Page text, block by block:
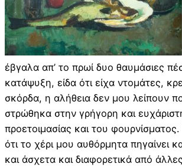
έβγαλα απ’ το πρωί δυο θαυμάσιες
κατάψυξη, είδα ότι είχα ντομάτες,
σκόρδα, η αλήθεια δεν μου λείπουν
στρώθηκα στην γρήγορη και
προετοιμασίας και του
ότι το χέρι μου αυθόρμητα πηγαίνει
και άσχετα και διαφορετικά από